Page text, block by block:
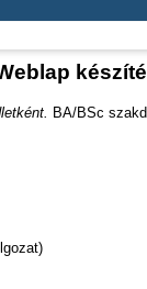
BA/BSc